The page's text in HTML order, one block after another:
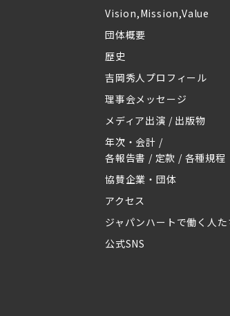
Vision,Mission,Value
団体概要
歴史
吉岡秀人プロフィール
理事会メッセージ
メディア出演 / 出版物
年次・会計 /
各報告書 / 定款 / 各種規程
協賛企業・団体
アクセス
ジャパンハートで働く人た
公式SNS